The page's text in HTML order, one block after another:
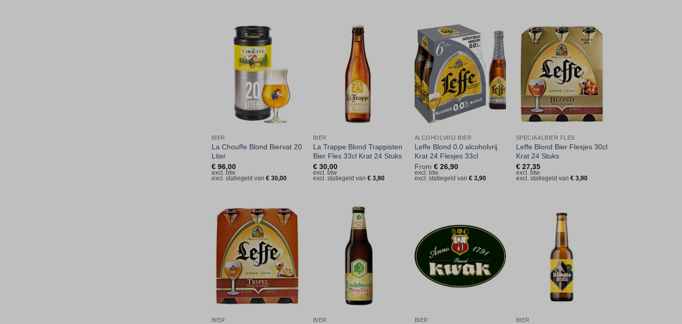
Toevoegen
BIER
La Chouffe Blond Biervat 20
Liter
€96,00
excl. btw
excl. statiegeld van €30,00
verlanglijst
BIER
La Trappe Blond Trappisten
Bier Fles 33cl Krat 24 Stuks
€30,00
excl. btw
excl. statiegeld van €3,90
Toevoegen
verlanglijst
ALCOHOLVRIJ BIER
Leffe Blond 0.0 alcoholvrij
Krat 24 Flesjes 33cl
From €26,90
excl. btw
excl. statiegeld van €3,90
Toevoegen
aan
verlanglijst
SPECIAALBIER FLES
Leffe Blond Bier Flesjes 30cl
Krat 24 Stuks
€27,35
excl. btw
excl. statiegeld van €3,90
Toevoegen
aan
verlanglijst
BIER
Toevoegen
verlanglijst
BIER
Toevoegen
verlanglijst
BIER BIER